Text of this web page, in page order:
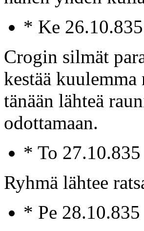
* Ke 26.10.835
Crogin silmät
kestää
tänään lähteä
odottamaan.
* To 27.10.835
Ryhmä lähtee
* Pe 28.10.835